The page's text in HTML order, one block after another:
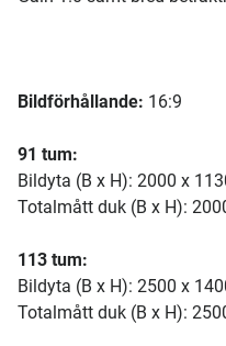
Bildförhållande: 16:9
91 tum:
Bildyta (B x H): 2000 x
Totalmått duk (B x H):
113 tum:
Bildyta (B x H): 2500 x
Totalmått duk (B x H):